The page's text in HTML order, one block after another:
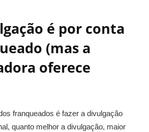
é por conta
(mas a
oferece
franqueados é fazer a divulgação
quanto melhor a divulgação, maior